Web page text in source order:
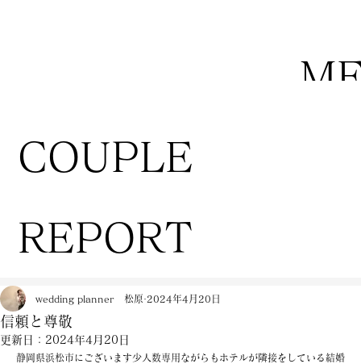
COUPLE
REPORT
信頼と尊敬
wedding planner 松原 2024年4月20日
更新日： 2024年4月20日
静岡県浜松市にございます少人数専用ながらもホテルが隣接をしている結婚